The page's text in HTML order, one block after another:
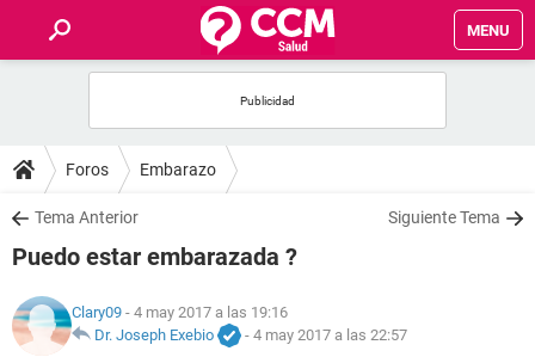
MENU
FOROS
SALUD
NUTRICIÓN
Foros Embarazo
Tema Anterior Siguiente Tema
Puedo estar embarazada ?
Clary09 - 4 may 2017 a las 19:16
Dr. Joseph Exebio
- 4 may 2017 a las 22:57